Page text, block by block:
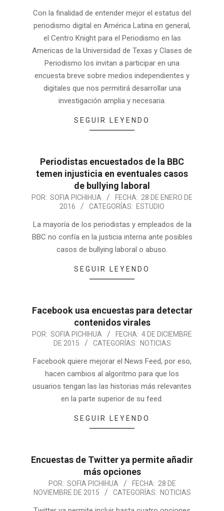
Con la finalidad de entender mejor el estatus del
periodismo digital en América Latina en general,
el Centro Knight para el Periodismo en las
Americas de la Universidad de Texas y Clases de
Periodismo los invitan a participar en una
encuesta breve sobre medios independientes y
digitales que nos permitirá desarrollar una
investigación amplia y necesaria.
SEGUIR LEYENDO
Periodistas encuestados de la BBC
temen injusticia en eventuales casos
de bullying laboral
POR: SOFIA PICHIHUA FECHA: 28 DE ENERO DE
2016
CATEGORÍAS: ESTUDIO
La mayoría de los periodistas y empleados de la
BBC no confía en la justicia interna ante posibles
casos de bullying laboral o abuso.
SEGUIR LEYENDO
Facebook usa encuestas para detectar
contenidos virales
POR: SOFIA PICHIHUA FECHA: 4 DE DICIEMBRE
DE 2015
CATEGORÍAS: NOTICIAS
Facebook quiere mejorar el News Feed, por eso,
hacen cambios al algoritmo para que los
usuarios tengan las las historias más relevantes
en la parte superior de su feed.
SEGUIR LEYENDO
Encuestas de Twitter ya permite añadir
más opciones
POR: SOFIA PICHIHUA FECHA: 28 DE
NOVIEMBRE DE 2015
CATEGORÍAS: NOTICIAS